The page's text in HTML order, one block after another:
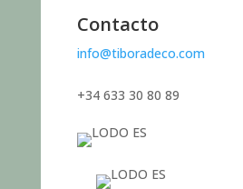
Contacto
info@tiboradeco.com
+34 633 30 80 89